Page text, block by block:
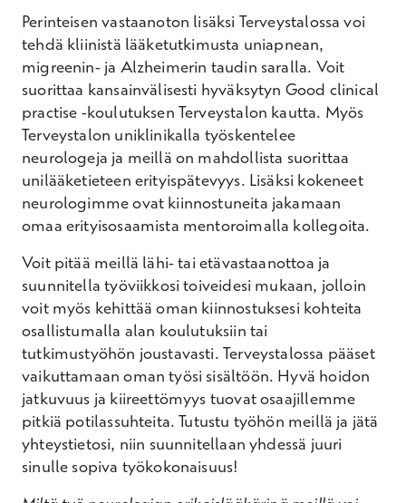
Perinteisen vastaanoton lisäksi Terveystalossa voi
tehdä kliinistä lääketutkimusta uniapnean,
migreenin- ja Alzheimerin taudin saralla. Voit
suorittaa kansainvälisesti hyväksytyn Good clinical
practise -koulutuksen Terveystalon kautta. Myös
Terveystalon uniklinikalla työskentelee
neurologeja ja meillä on mahdollista suorittaa
unilääketieteen erityispätevyys. Lisäksi kokeneet
neurologimme ovat kiinnostuneita jakamaan
omaa erityisosaamista mentoroimalla kollegoita.
Voit pitää meillä lähi- tai etävastaanottoa ja
suunnitella työviikkosi toiveidesi mukaan, jolloin
voit myös kehittää oman kiinnostuksesi kohteita
osallistumalla alan koulutuksiin tai
tutkimustyöhön joustavasti. Terveystalossa pääset
vaikuttamaan oman työsi sisältöön. Hyvä hoidon
jatkuvuus ja kiireettömyys tuovat osaajillemme
pitkiä potilassuhteita. Tutustu työhön meillä ja jätä
yhteystietosi, niin suunnitellaan yhdessä juuri
sinulle sopiva työkokonaisuus!